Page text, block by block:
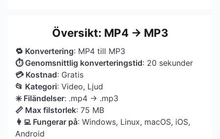
Översikt: MP4 → MP3
🔁 Konvertering: MP4 till MP3
⏱ Genomsnittlig konverteringstid: 20 sekunder
💳 Kostnad: Gratis
📂 Kategori: Video, Ljud
✳️ Filändelser: .mp4 → .mp3
📏 Max filstorlek: 75 MB
👩‍💻 Fungerar på: Windows, Linux, macOS, iOS,
Android